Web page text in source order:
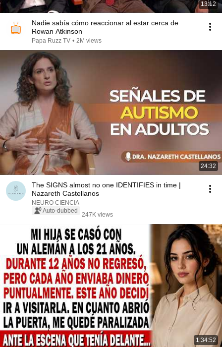
13:12
Nadie sabía cómo reaccionar al estar cerca de
Rowan Atkinson
Papa Ruzz TV • 2M views
24:32
The SIGNS almost no one IDENTIFIES in time |
Nazareth Castellanos
NEURO CIENCIA
Auto-dubbed
247K views
1:34:52